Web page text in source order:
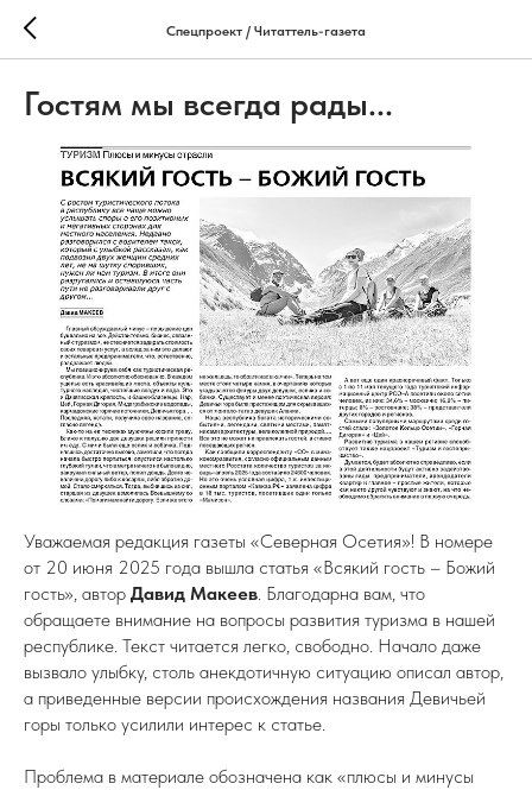
Спецпроект / Читаттель-газета
Гостям мы всегда рады...
Уважаемая редакция газеты «Северная Осетия»! В номере
от 20 июня 2025 года вышла статья «Всякий гость – Божий
гость», автор Давид Макеев. Благодарна вам, что
обращаете внимание на вопросы развития туризма в нашей
республике. Текст читается легко, свободно. Начало даже
вызвало улыбку, столь анекдотичную ситуацию описал автор,
а приведенные версии происхождения названия Девичьей
горы только усилили интерес к статье.
Проблема в материале обозначена как «плюсы и минусы